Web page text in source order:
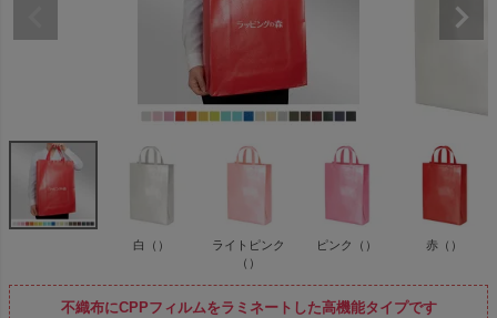
白（）
ライトピンク
（）
ピンク（） 赤（）
不織布にCPPフィルムをラミネートした高機能タイプです